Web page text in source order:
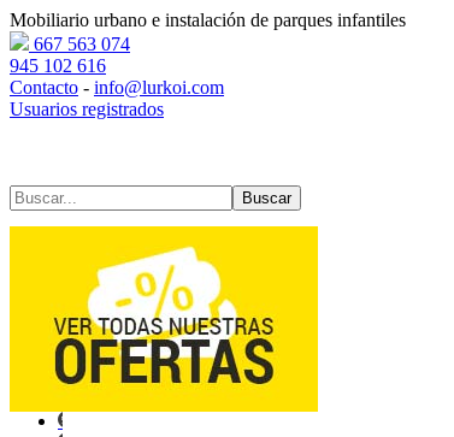
Mobiliario urbano e instalación de parques infantiles
667 563 074
945 102 616
Contacto - info@lurkoi.com
Usuarios registrados
Mapa web